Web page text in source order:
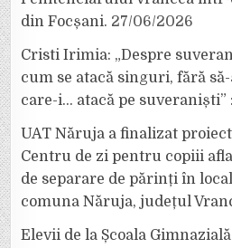
din Focșani. 27/06/2026
Cristi Irimia: „Despre
cum se atacă singuri, fără
care-i… atacă pe suveraniști”
UAT Năruja a finalizat
Centru de zi pentru copiii
de separare de părinți în
comuna Năruja, județul
Elevii de la Școala